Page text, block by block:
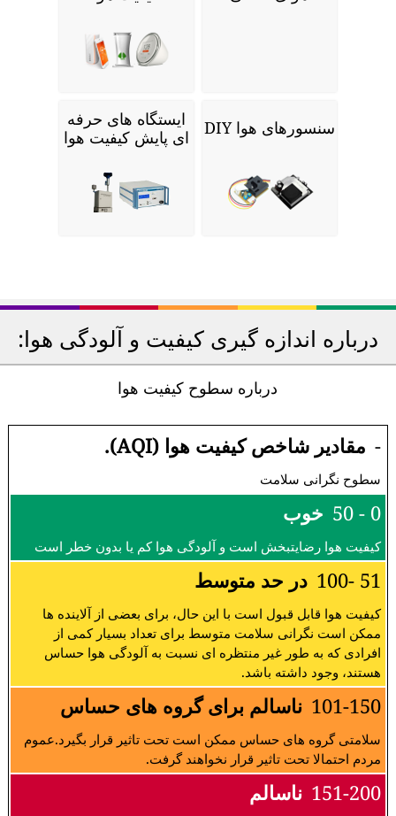
سنسورهای هوا DIY
ایستگاه های حرفه
ای پایش کیفیت هوا
درباره اندازه گیری کیفیت و آلودگی هوا:
درباره سطوح کیفیت هوا
- مقادیر شاخص کیفیت هوا (AQI).
سطوح نگرانی سلامت
0 - 50 خوب
کیفیت هوا رضایتبخش است و آلودگی هوا کم یا بدون خطر است
51 -100 در حد متوسط
کیفیت هوا قابل قبول است با این حال، برای بعضی از آلاینده ها
ممکن است نگرانی سلامت متوسط برای تعداد بسیار کمی از
افرادی که به طور غیر منتظره ای نسبت به آلودگی هوا حساس
هستند، وجود داشته باشد.
101-150 ناسالم برای گروه های حساس
سلامتی گروه های حساس ممکن است تحت تاثیر قرار بگیرد.عموم
مردم احتمالا تحت تاثیر قرار نخواهند گرفت.
151-200 ناسالم